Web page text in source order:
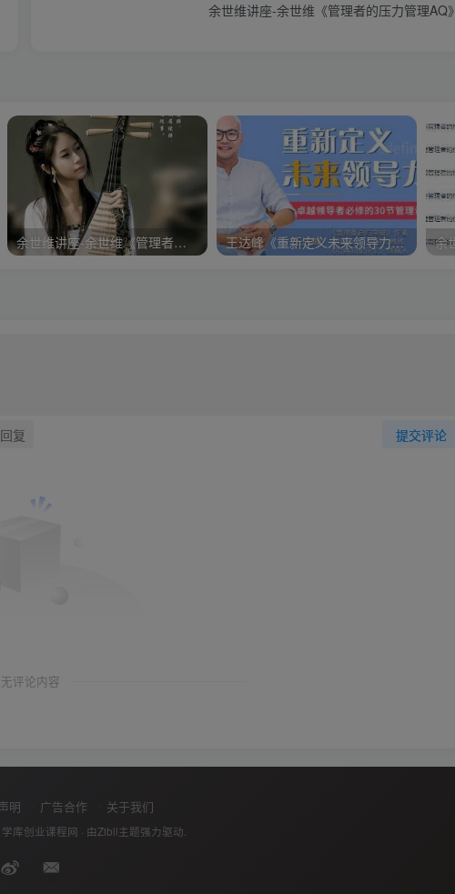
余世维讲座-余世维《管理者的压力管理AQ》
余世维讲座-余世维《管理者情商EQ》第2版 王达峰《重新定义未来领导力》卓越领导者必修的30节管理课
提交评论
复
评论内容
明 广告合作 关于我们
学库创业课程网 · 由Zibll主题强力驱动.